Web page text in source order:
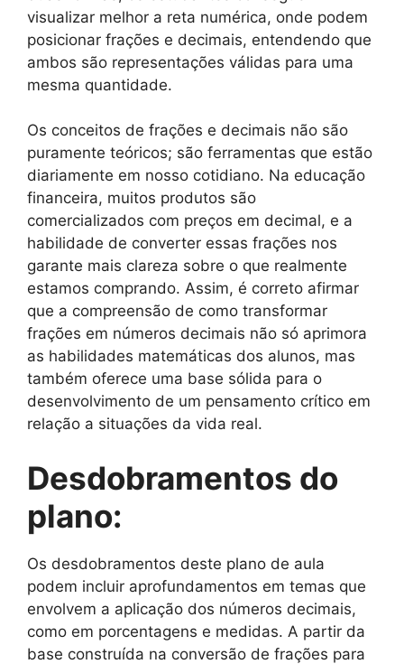
visualizar melhor a reta numérica, onde podem
posicionar frações e decimais, entendendo que
ambos são representações válidas para uma
mesma quantidade.
Os conceitos de frações e decimais não são
puramente teóricos; são ferramentas que estão
diariamente em nosso cotidiano. Na educação
financeira, muitos produtos são
comercializados com preços em decimal, e a
habilidade de converter essas frações nos
garante mais clareza sobre o que realmente
estamos comprando. Assim, é correto afirmar
que a compreensão de como transformar
frações em números decimais não só aprimora
as habilidades matemáticas dos alunos, mas
também oferece uma base sólida para o
desenvolvimento de um pensamento crítico em
relação a situações da vida real.
Desdobramentos do
plano:
Os desdobramentos deste plano de aula
podem incluir aprofundamentos em temas que
envolvem a aplicação dos números decimais,
como em porcentagens e medidas. A partir da
base construída na conversão de frações para